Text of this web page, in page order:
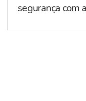
segurança com